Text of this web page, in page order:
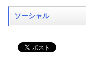
ソーシャル